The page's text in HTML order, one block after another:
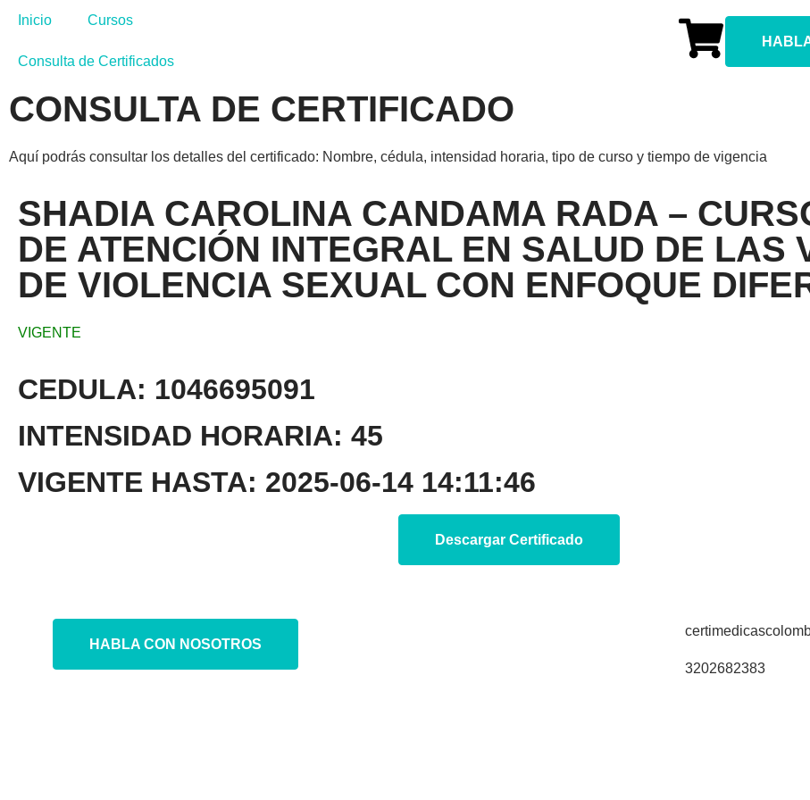
Inicio Cursos
Consulta de Certificados
CONSULTA DE CERTIFICADO
Aquí podrás consultar los detalles del certificado: Nombre, cédula, intensidad horaria, tipo de curso y tiempo de vigencia
SHADIA CAROLINA CANDAMA RADA –
DE ATENCIÓN INTEGRAL EN SALUD DE LAS
DE VIOLENCIA SEXUAL CON ENFOQUE
VIGENTE
CEDULA: 1046695091
INTENSIDAD HORARIA: 45
VIGENTE HASTA: 2025-06-14 14:11:46
Descargar Certificado
HABLA CON NOSOTROS
3202682383